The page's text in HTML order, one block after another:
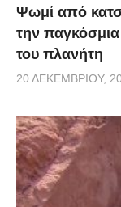
Ψωμί από
την
του πλανήτη
20 ΔΕΚΕΜΒΡΊΟΥ,